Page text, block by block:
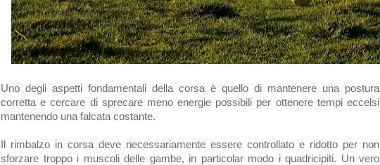
Uno degli aspetti fondamentali della corsa è quello di mantenere una postura
corretta e cercare di sprecare meno energie possibili per ottenere tempi eccelsi
mantenendo una falcata costante.
Il rimbalzo in corsa deve necessariamente essere controllato e ridotto per non
sforzare troppo i muscoli delle gambe, in particolar modo i quadricipiti. Un vero